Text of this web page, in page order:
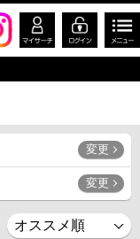
変更
変更